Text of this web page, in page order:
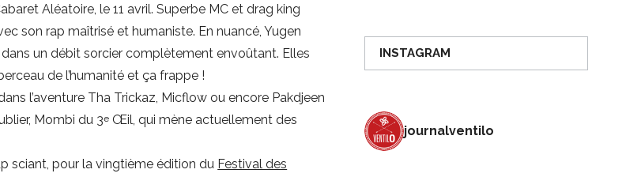
Aléatoire, le 11 avril. Superbe MC et drag king
son rap maîtrisé et humaniste. En nuancé, Yugen
un débit sorcier complètement envoûtant. Elles
de l’humanité et ça frappe !
l’aventure Tha Trickaz, Micflow ou encore Pakdjeen
Mombi du 3e Œil, qui mène actuellement des
sciant, pour la vingtième édition du Festival des
INSTAGRAM
journalventilo